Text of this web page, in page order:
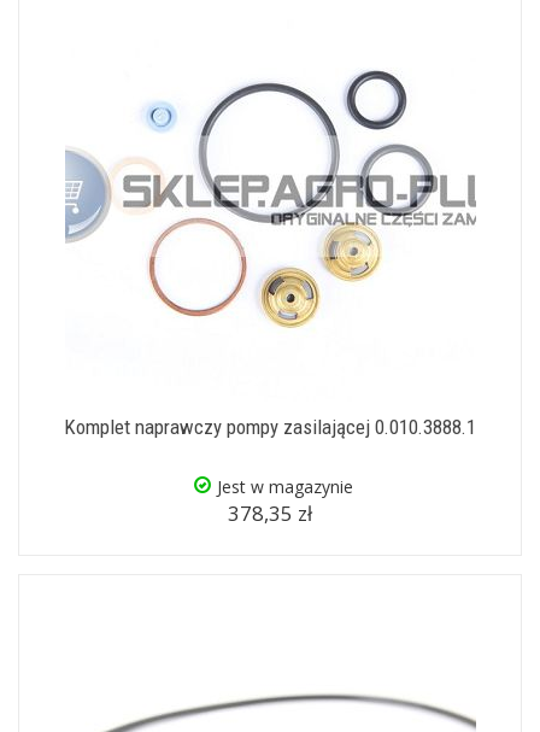
Komplet naprawczy pompy zasilającej 0.010.3888.1
Jest w magazynie
378,35 zł